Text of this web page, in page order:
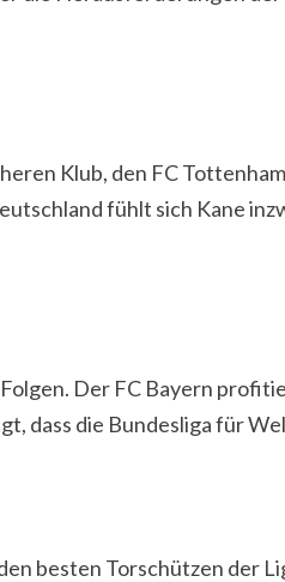
Klub, den FC
fühlt sich Kane
Der FC Bayern
dass die Bundesliga für
besten Torschützen der